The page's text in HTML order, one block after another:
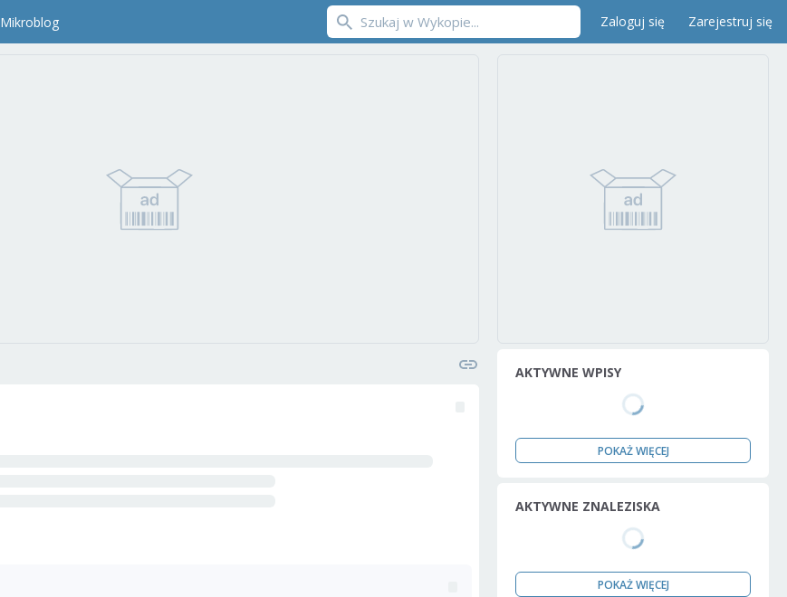
Mikroblog Zaloguj się Zarejestruj się
AKTYWNE WPISY
POKAŻ WIĘCEJ
AKTYWNE ZNALEZISKA
POKAŻ WIĘCEJ